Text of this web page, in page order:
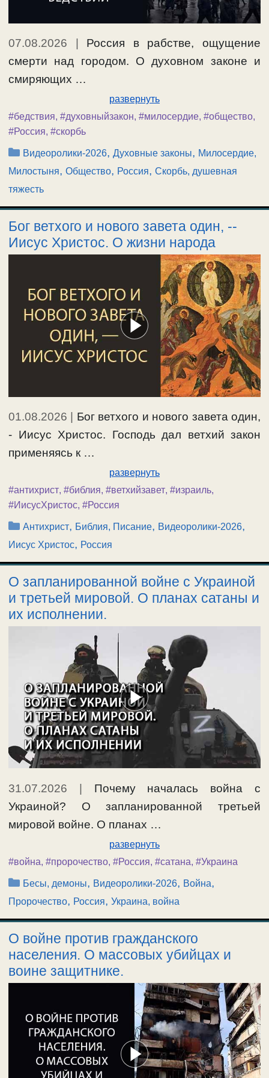
07.08.2026
Россия в рабстве, ощущение
смерти над городом. О духовном законе и
смиряющих …
развернуть
#бедствия, #духовныйзакон, #милосердие, #общество,
#Россия, #скорбь
Рубрики
Видеоролики-2026,Духовные законы, Милосердие,
Милостыня, Общество, Россия, Скорбь, душевная
тяжесть
Бог ветхого и нового завета один, -­
Иисус Христос. О жизни народа
01.08.2026
Бог ветхого и нового завета один,
-­ Иисус Христос. Господь дал ветхий закон
применяясь к …
развернуть
#антихрист, #библия, #ветхийзавет, #израиль,
#ИисусХристос, #Россия
Рубрики
Антихрист, Библия, Писание, Видеоролики-2026,
Иисус Христос, Россия
О запланированной войне с Украиной
и третьей мировой. О планах сатаны и
их исполнении.
31.07.2026
Почему началась война с
Украиной? О запланированной третьей
мировой войне. О планах …
развернуть
#война, #пророчество, #Россия, #сатана, #Украина
Рубрики
Бесы, демоны, Видеоролики-2026, Война,
Пророчество, Россия, Украина, война
О войне против гражданского
населения. О массовых убийцах и
воине защитнике.